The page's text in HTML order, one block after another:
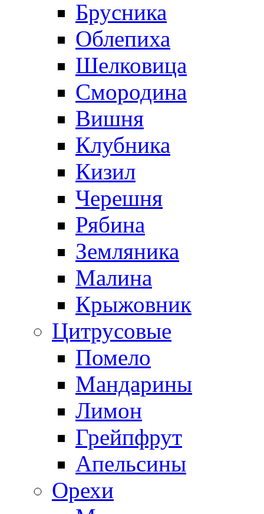
Брусника
Облепиха
Шелковица
Смородина
Вишня
Клубника
Кизил
Черешня
Рябина
Земляника
Малина
Крыжовник
Цитрусовые
Помело
Мандарины
Лимон
Грейпфрут
Апельсины
Орехи